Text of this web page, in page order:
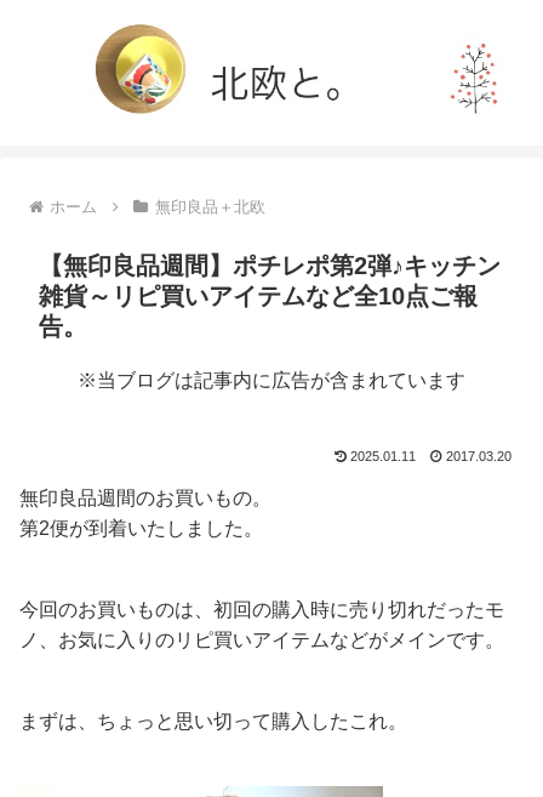
ホーム 無印良品＋北欧
【無印良品週間】ポチレポ第2弾♪キッチン
雑貨～リピ買いアイテムなど全10点ご報
告。
※当ブログは記事内に広告が含まれています
2025.01.11 2017.03.20
無印良品週間のお買いもの。
第2便が到着いたしました。
今回のお買いものは、初回の購入時に売り切れだったモ
ノ、お気に入りのリピ買いアイテムなどがメインです。
まずは、ちょっと思い切って購入したこれ。